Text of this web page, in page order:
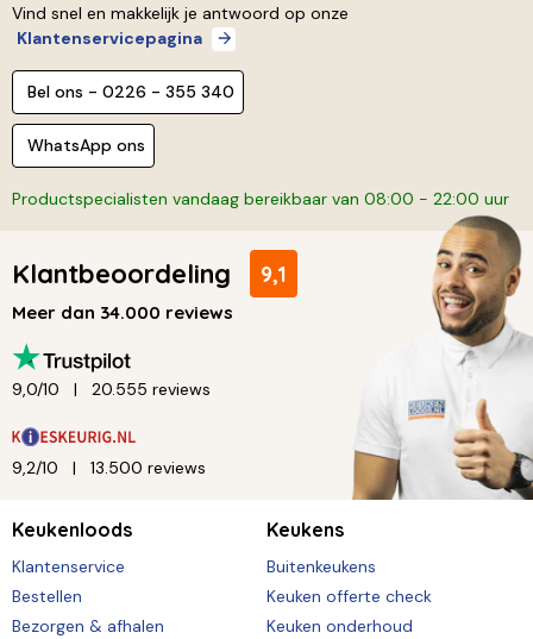
Vind snel en makkelijk je antwoord op onze
Klantenservicepagina
Bel ons - 0226 - 355 340
WhatsApp ons
Productspecialisten vandaag bereikbaar van 08:00 - 22:00 uur
Klantbeoordeling 9,1
Meer dan 34.000 reviews
9,0/10 20.555 reviews
9,2/10 13.500 reviews
Keukenloods
Klantenservice
Bestellen
Bezorgen & afhalen
Keukens
Buitenkeukens
Keuken offerte check
Keuken onderhoud